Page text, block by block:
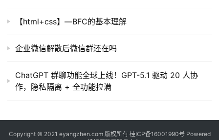
【html+css】—BFC的基本理解
企业微信解散后微信群还在吗
ChatGPT 群聊功能全球上线！GPT-5.1 驱动 20 人协
作，隐私隔离 + 全功能拉满
Copyright © 2021 eyangzhen.com 版权所有 桂ICP备16001990号 Powered